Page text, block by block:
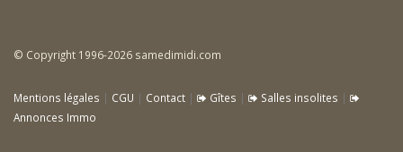
© Copyright 1996-2026 samedimidi.com
Mentions légales | CGU | Contact | Gîtes | Salles insolites |
Annonces Immo